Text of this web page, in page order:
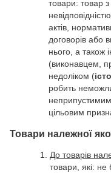
товари: товар
актів,
договорів або
нього, а також
(виконавцем,
недоліком (
робить
цільовим
Товари належної
До товарів
товари, які: не